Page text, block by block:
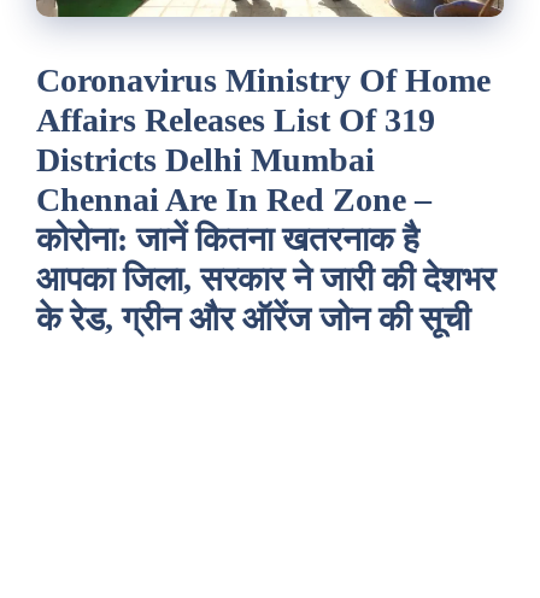
Coronavirus Ministry Of Home
Affairs Releases List Of 319
Districts Delhi Mumbai
Chennai Are In Red Zone –
कोरोना: जानें कितना खतरनाक है
आपका जिला, सरकार ने जारी की देशभर
के रेड, ग्रीन और ऑरेंज जोन की सूची